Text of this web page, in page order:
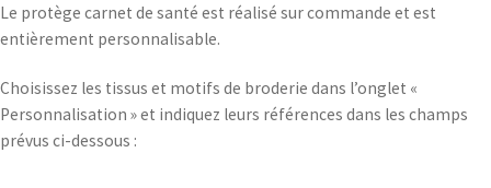
Le protège carnet de santé est réalisé sur commande et est
entièrement personnalisable.
Choisissez les tissus et motifs de broderie dans l’onglet «
Personnalisation » et indiquez leurs références dans les champs
prévus ci-dessous :